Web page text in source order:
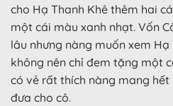
cho Hạ Thanh Khê thêm hai
một cái màu xanh nhạt. Vốn
lâu nhưng nàng muốn xem
không nên chỉ đem tặng một
có vẻ rất thích nàng mang
đưa cho cô.